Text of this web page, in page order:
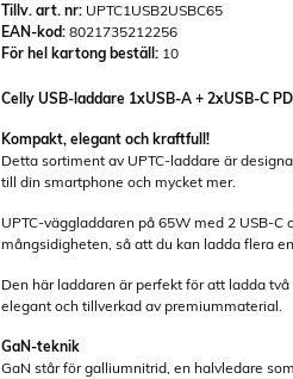
Tillv. art. nr: UPTC1USB2USBC65
EAN-kod: 8021735212256
För hel kartong beställ: 10
Celly USB-laddare 1xUSB-A + 2xUSB-C
Kompakt, elegant och kraftfull!
Detta sortiment av UPTC-laddare är
till din smartphone och mycket mer.
UPTC-väggladdaren på 65W med 2 USB-
mångsidigheten, så att du kan ladda flera
Den här laddaren är perfekt för att ladda
elegant och tillverkad av premiummaterial.
GaN-teknik
GaN står för galliumnitrid, en halvledare